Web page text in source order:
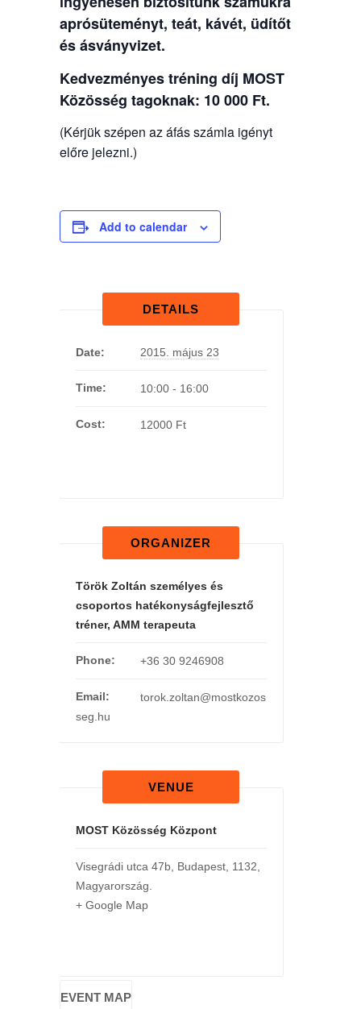
aprósüteményt, teát, kávét, üdítőt
és ásványvizet.
Kedvezményes tréning díj MOST
Közösség tagoknak: 10 000 Ft.
(Kérjük szépen az áfás számla igényt
előre jelezni.)
Add to calendar
DETAILS
Date: 2015. május 23
Time: 10:00 - 16:00
Cost: 12000 Ft
ORGANIZER
Török Zoltán személyes és
csoportos hatékonyságfejlesztő
tréner, AMM terapeuta
Phone: +36 30 9246908
Email:
torok.zoltan@mostkozos
seg.hu
VENUE
MOST Közösség Központ
Visegrádi utca 47b, Budapest, 1132
Magyarország
+ Google Map
EVENT MAP